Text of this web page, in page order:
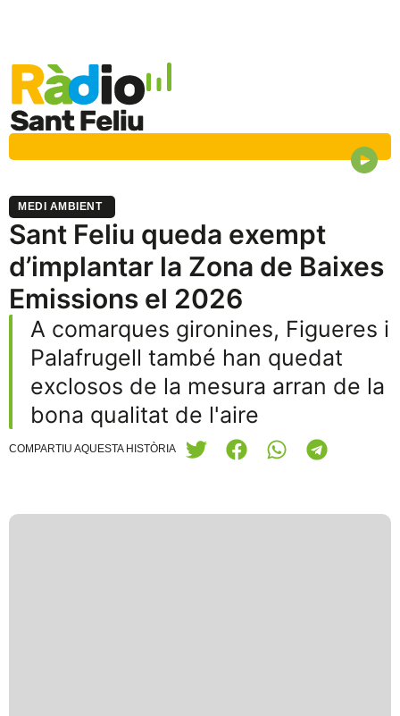
MEDI AMBIENT
Sant Feliu queda exempt
d’implantar la Zona de Baixes
Emissions el 2026
A comarques gironines, Figueres i
Palafrugell també han quedat
exclosos de la mesura arran de la
bona qualitat de l'aire
COMPARTIU AQUESTA HISTÒRIA